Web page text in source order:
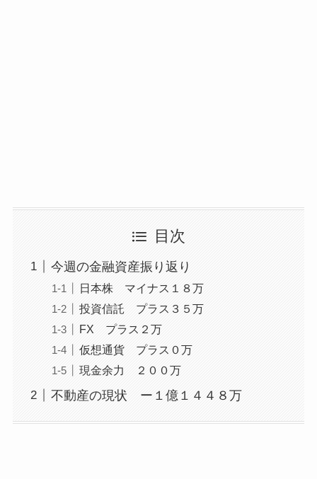
目次
今週の金融資産振り返り
日本株 マイナス１８万
投資信託 プラス３５万
FX プラス２万
仮想通貨 プラス０万
現金余力 ２００万
不動産の現状 ー１億１４４８万